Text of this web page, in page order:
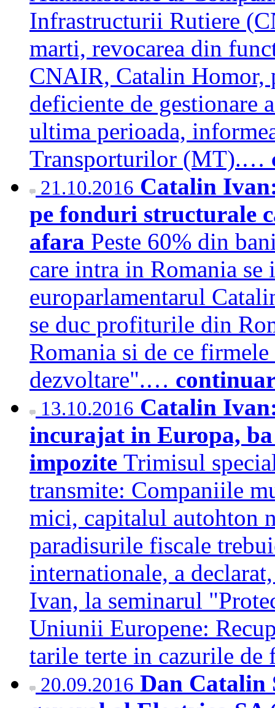
Infrastructurii Rutiere
marti, revocarea din
CNAIR, Catalin Homor,
deficiente de gestionare
ultima perioada,
Transporturilor (MT).…
21.10.2016 Catalin
pe fonduri structurale
afara Peste 60% din
care intra in Romania
europarlamentarul
se duc profiturile din
Romania si de ce firmele
dezvoltare".…
13.10.2016 Catalin
incurajat in Europa, ba
impozite Trimisul
transmite: Companiile
mici, capitalul autohton
paradisurile fiscale
internationale, a
Ivan, la seminarul
Uniunii Europene:
tarile terte in cazurile
20.09.2016 Dan Catalin